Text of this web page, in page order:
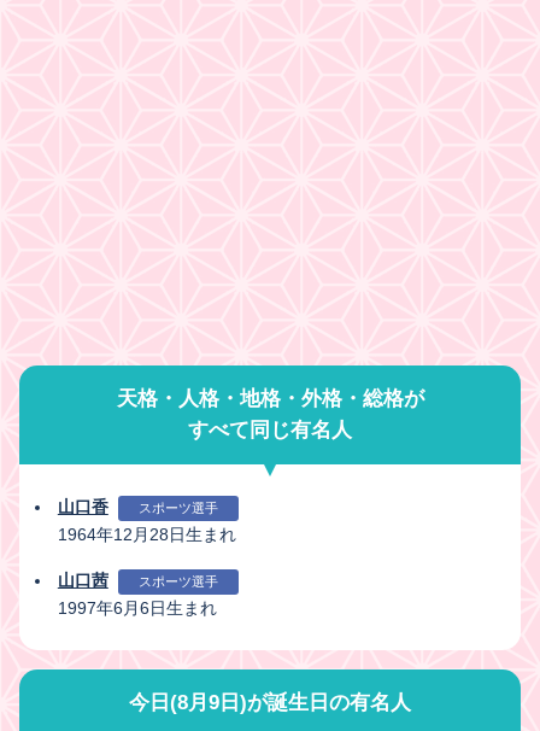
天格・人格・地格・外格・総格が
すべて同じ有名人
山口香 スポーツ選手
1964年12月28日生まれ
山口茜 スポーツ選手
1997年6月6日生まれ
今日(8月9日)が誕生日の有名人